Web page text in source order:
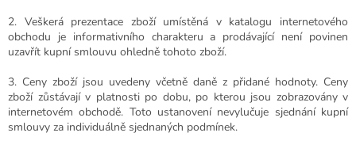
2. Veškerá prezentace zboží umístěná v katalogu internetového
obchodu je informativního charakteru a prodávající není povinen
uzavřít kupní smlouvu ohledně tohoto zboží.
3. Ceny zboží jsou uvedeny včetně daně z přidané hodnoty. Ceny
zboží zůstávají v platnosti po dobu, po kterou jsou zobrazovány v
internetovém obchodě. Toto ustanovení nevylučuje sjednání kupní
smlouvy za individuálně sjednaných podmínek.